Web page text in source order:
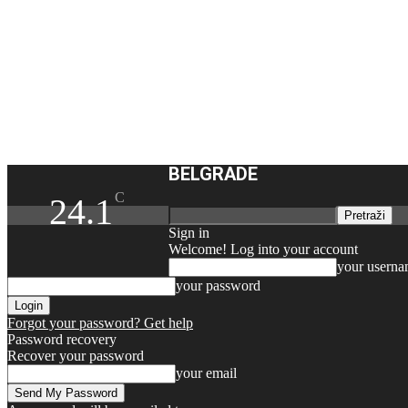
24.1C
BELGRADE
Sign in
Welcome! Log into your account
your
your password
Forgot your password? Get help
Password recovery
Recover your password
your email